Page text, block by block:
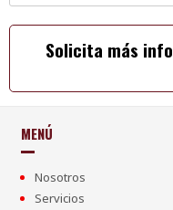
Solicita más
MENÚ
Nosotros
Servicios